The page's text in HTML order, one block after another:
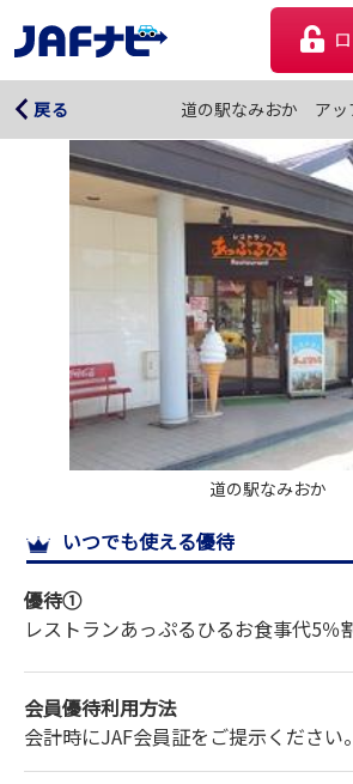
マイページ
会員優待のご利用方法
サイトマップ
戻る 道の駅なみおか アッ
道の駅なみおか アップルヒル
道の駅なみおか
いつでも使える優待
優待①
レストランあっぷるひるお食事代5％
会員優待利用方法
会計時にJAF会員証をご提示ください。